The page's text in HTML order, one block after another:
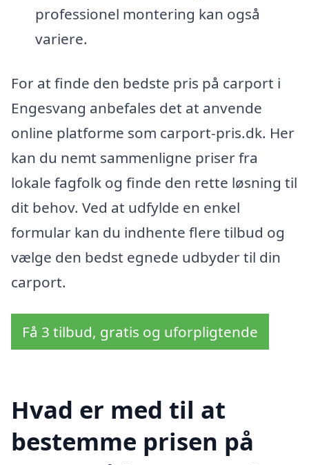
professionel montering kan også
variere.
For at finde den bedste pris på carport i
Engesvang anbefales det at anvende
online platforme som carport-pris.dk. Her
kan du nemt sammenligne priser fra
lokale fagfolk og finde den rette løsning til
dit behov. Ved at udfylde en enkel
formular kan du indhente flere tilbud og
vælge den bedst egnede udbyder til din
carport.
Få 3 tilbud, gratis og uforpligtende
Hvad er med til at
bestemme prisen på